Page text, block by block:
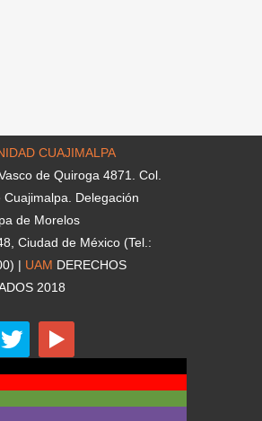
CUAJIMALPA
de Quiroga 4871. Col.
Cuajimalpa. Delegación
de Morelos
Ciudad de México (Tel.:
| UAM DERECHOS
2018